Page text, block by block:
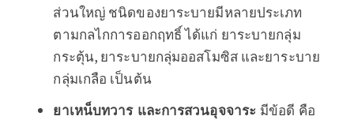
ส่วนใหญ่ ชนิดของยาระบายมีหลายประเภท
ตามกลไกการออกฤทธิ์ ได้แก่ ยาระบายกลุ่ม
กระตุ้น, ยาระบายกลุ่มออสโมซิส และยาระบาย
กลุ่มเกลือ เป็นต้น
ยาเหน็บทวาร และการสวนอุจจาระ มีข้อดี คือ